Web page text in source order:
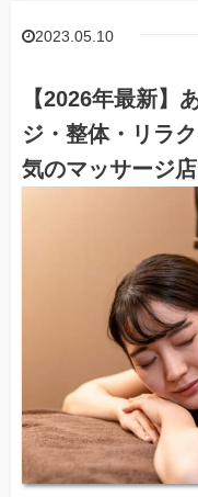
2023.05.10
【2026年最新】
ジ・整体・リラ
気のマッサージ